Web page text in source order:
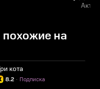
Актёр
на
кота
8.2 Подписка
·